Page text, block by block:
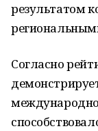
результатом
Согласно